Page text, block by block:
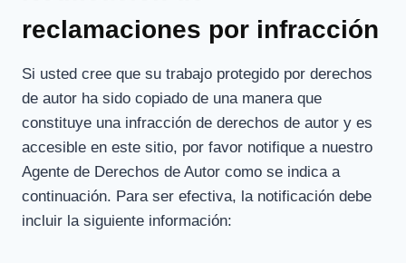
reclamaciones por infracción
Si usted cree que su trabajo protegido por derechos
de autor ha sido copiado de una manera que
constituye una infracción de derechos de autor y es
accesible en este sitio, por favor notifique a nuestro
Agente de Derechos de Autor como se indica a
continuación. Para ser efectiva, la notificación debe
incluir la siguiente información: